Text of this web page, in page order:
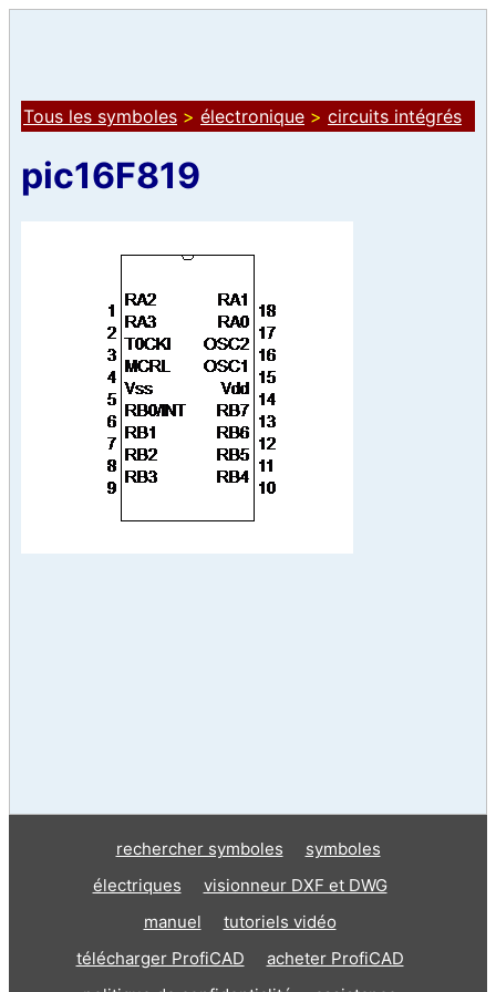
Tous les symboles > électronique > circuits intégrés
pic16F819
rechercher symboles
symboles
électriques
visionneur DXF et DWG
manuel
tutoriels vidéo
télécharger ProfiCAD
acheter ProfiCAD